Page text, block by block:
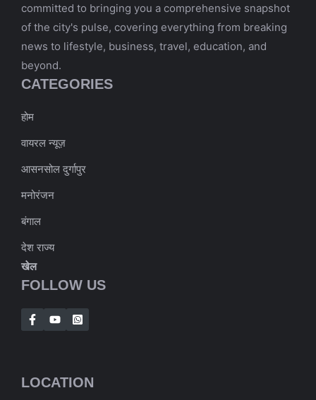
committed to bringing you a comprehensive snapshot
of the city's pulse, covering everything from breaking
news to lifestyle, business, travel, education, and
beyond.
CATEGORIES
होम
वायरल न्यूज़
आसनसोल दुर्गापुर
मनोरंजन
बंगाल
देश राज्य
खेल
FOLLOW US
LOCATION